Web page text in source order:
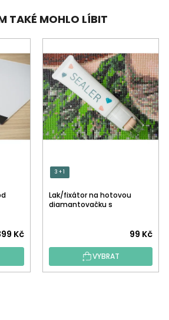
TAKÉ MOHLO LÍBIT
Kč
3 + 1
Lak/fixátor na hotovou
diamantovačku s
hodnocení
produktu
je
99 Kč
VYBRAT